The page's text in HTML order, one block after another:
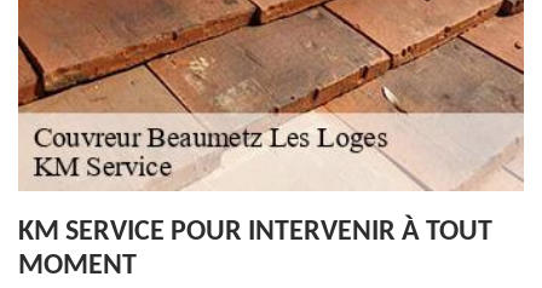
KM SERVICE POUR INTERVENIR À TOUT
MOMENT